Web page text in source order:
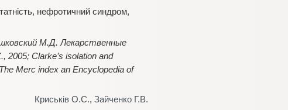
нефротичний синдром,
М.Д. Лекарственные
Clarke’s isolation and
Меrc index an Encyclopedia of
Криськів О.С., Зайченко Г.В.